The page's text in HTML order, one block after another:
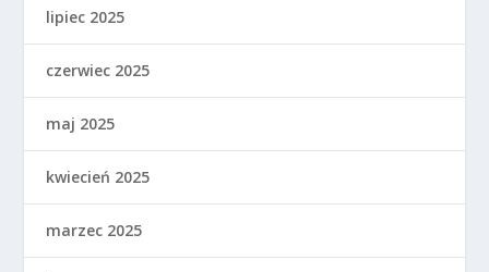
lipiec 2025
czerwiec 2025
maj 2025
kwiecień 2025
marzec 2025